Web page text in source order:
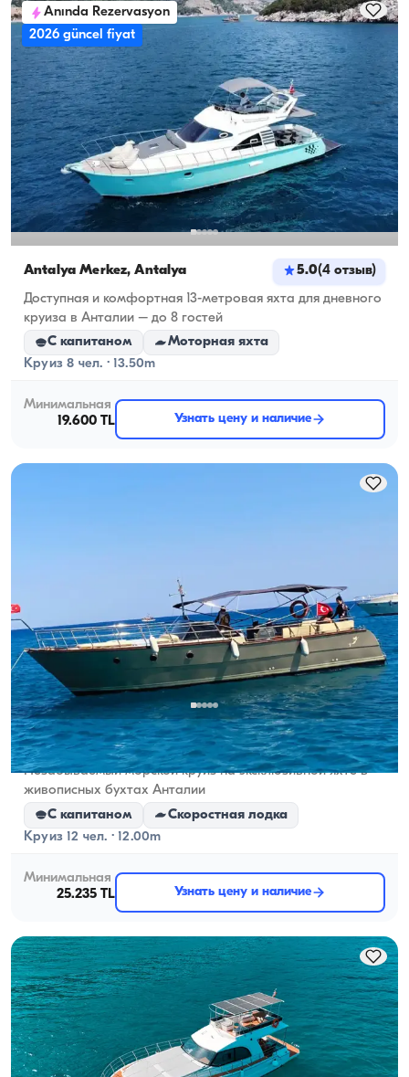
ходовую вместимость.
Anında Rezervasyon
2026 güncel fiyat
Antalya Merkez, Antalya 5.0(4 отзыв)
Доступная и комфортная 13-метровая яхта для дневного
круиза в Анталии – до 8 гостей
С капитаном
Моторная яхта
Круиз 8 чел. · 13.50m
Минимальная
19.600 TL
Узнать цену и наличие
Antalya Merkez, Antalya 5.0(1 отзыв)
Незабываемый морской круиз на эксклюзивной яхте в
живописных бухтах Анталии
С капитаном
Скоростная лодка
Круиз 12 чел. · 12.00m
Минимальная
25.235 TL
Узнать цену и наличие